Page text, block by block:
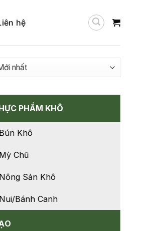
hệ
PHẨM KHÔ
Bún Khô
Mỳ Chũ
Nông Sản Khô
Nui/Bánh Canh